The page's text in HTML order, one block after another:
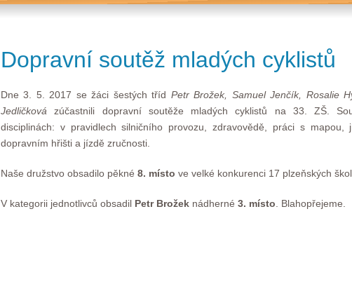
Dopravní soutěž mladých cyklistů
Dne 3. 5. 2017 se žáci šestých tříd Petr Brožek, Samuel Jenčík, Rosalie
Jedličkovázúčastnili dopravní soutěže mladých cyklistů na 33. ZŠ.
disciplinách: v pravidlech silničního provozu, zdravovědě, práci s mapou,
dopravním hřišti a jízdě zručnosti.
Naše družstvo obsadilo pěkné 8. místo ve velké konkurenci 17 plzeňských škol.
V kategorii jednotlivců obsadil Petr Brožek nádherné 3. místo . Blahopřejeme.